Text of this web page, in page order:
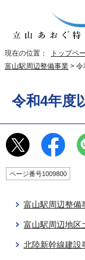
現在の位置： トップペ
富山駅周辺整備事業 > 令
令和4年度
ページ番号1009800
富山駅周辺整備
富山駅周辺地区
北陸新幹線建設